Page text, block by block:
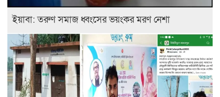
ইয়াবা: তরুণ সমাজ ধ্বংসের ভয়ংকর মরণ নেশা